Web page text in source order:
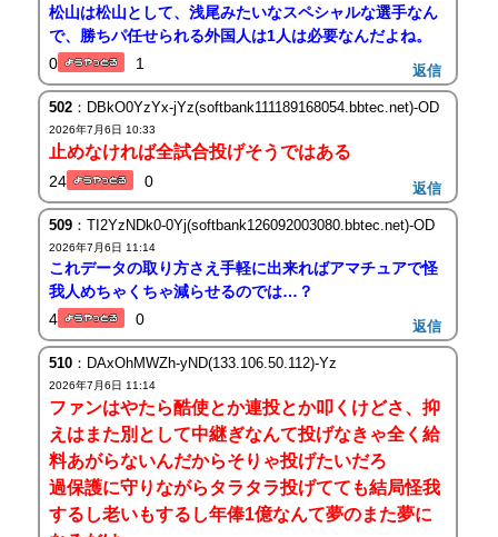
松山は松山として、浅尾みたいなスペシャルな選手なん
で、勝ちパ任せられる外国人は1人は必要なんだよね。
0
1 返信
502：DBkO0YzYx-jYz(softbank111189168054.bbtec.net)-OD
2026年7月6日 10:33
止めなければ全試合投げそうではある
24 0 返信
509：TI2YzNDk0-0Yj(softbank126092003080.bbtec.net)-OD
2026年7月6日 11:14
これデータの取り方さえ手軽に出来ればアマチュアで怪
我人めちゃくちゃ減らせるのでは…？
4
0 返信
510：DAxOhMWZh-yND(133.106.50.112)-Yz
2026年7月6日 11:14
ファンはやたら酷使とか連投とか叩くけどさ、抑
えはまた別として中継ぎなんて投げなきゃ全く給
料あがらないんだからそりゃ投げたいだろ
過保護に守りながらタラタラ投げてても結局怪我
するし老いもするし年俸1億なんて夢のまた夢に